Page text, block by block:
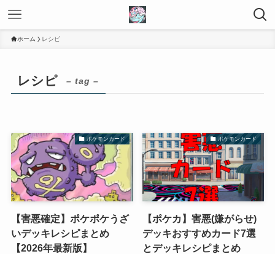
ホーム レシピ
レシピ – tag –
ポケモンカード
【害悪確定】ポケポケうざ
いデッキレシピまとめ
【2026年最新版】
ポケモンカード
【ポケカ】害悪(嫌がらせ)
デッキおすすめカード7選
とデッキレシピまとめ